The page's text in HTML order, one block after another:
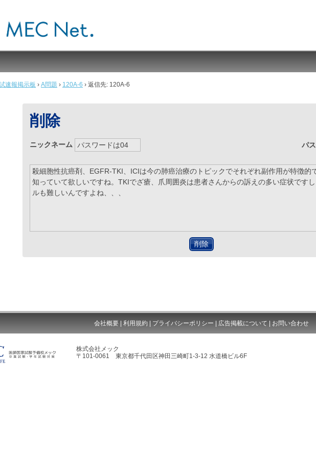
速報掲示板
速報掲示板 › A問題 › 120A-6 › 返信先: 120A-6
削除
ニックネーム パ
削除
会社概要 | 利用規約 | プライバシーポリシー | 広告掲載について | お問い合わせ
株式会社メック
〒101-0061 東京都千代田区神田三崎町1-3-12 水道橋ビル6F